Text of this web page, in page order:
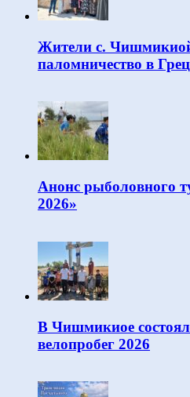
Жители с.
паломничество в
Анонс рыболовного
2026»
В Чишмикиое
велопробег 2026